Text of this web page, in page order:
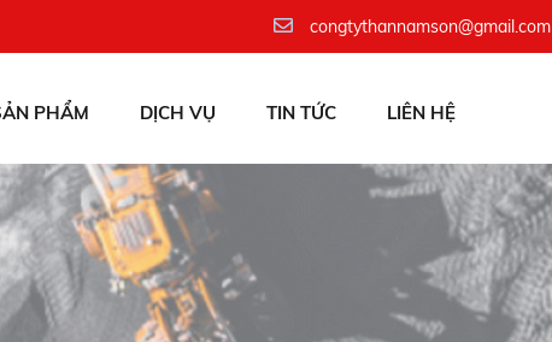
congtythannamson@gmail.com
PHẨM DỊCH VỤ TIN TỨC LIÊN HỆ